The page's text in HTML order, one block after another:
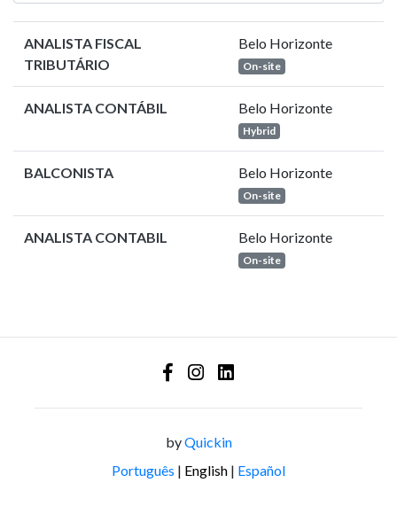
ANALISTA FISCAL
TRIBUTÁRIO
Belo Horizonte
On-site
ANALISTA CONTÁBIL Belo Horizonte
Hybrid
BALCONISTA Belo Horizonte
On-site
ANALISTA CONTABIL Belo Horizonte
On-site
byQuickin
Português | English | Español